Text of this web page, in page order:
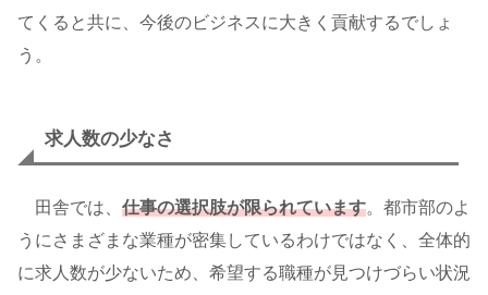
てくると共に、今後のビジネスに大きく貢献するでしょ
う。
求人数の少なさ
田舎では、 仕事の選択肢が限られています。都市部のよ
うにさまざまな業種が密集しているわけではなく、全体的
に求人数が少ないため、希望する職種が見つけづらい状況